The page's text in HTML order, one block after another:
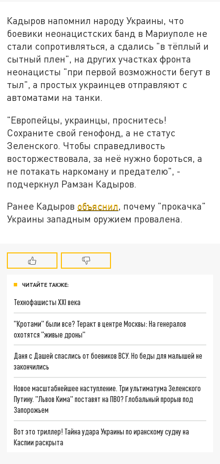
Кадыров напомнил народу Украины, что
боевики неонацистских банд в Мариуполе не
стали сопротивляться, а сдались "в тёплый и
сытный плен", на других участках фронта
неонацисты "при первой возможности бегут в
тыл", а простых украинцев отправляют с
автоматами на танки.
"Европейцы, украинцы, проснитесь!
Сохраните свой генофонд, а не статус
Зеленского. Чтобы справедливость
восторжествовала, за неё нужно бороться, а
не потакать наркоману и предателю", -
подчеркнул Рамзан Кадыров.
Ранее Кадыров объяснил, почему "прокачка"
Украины западным оружием провалена.
ЧИТАЙТЕ ТАКЖЕ:
Технофашисты XXI века
"Кротами" были все? Теракт в центре Москвы: На генералов
охотятся "живые дроны"
Даня с Дашей спаслись от боевиков ВСУ. Но беды для малышей не
закончились
Новое масштабнейшее наступление. Три ультиматума Зеленского
Путину. "Львов Кима" поставят на ПВО? Глобальный прорыв под
Запорожьем
Вот это триллер! Тайна удара Украины по иранскому судну на
Каспии раскрыта